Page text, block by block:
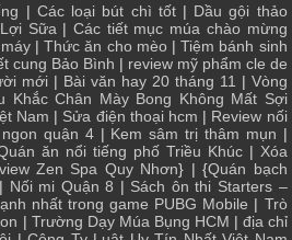
| Các loại bút chì tốt| Dầu gội thảo
Sữa | Các tiết mục múa chào mừng
|Thức ăn cho mèo|Tiệm bánh sinh
cung Bảo Bình | review mỹ phẩm cle de
mới| Bài văn hay 20 tháng 11 | Vòng
Khắc Chân Mày Bong Không Mất Sợi
Nam | Sửa điện thoại hcm | Review nối
quận 4| Kem sâm trị thâm mụn |
ăn nổi tiếng phố Triều Khúc| Xóa
Zen Spa Quy Nhơn} | {Quán bạch
| Nối mi Quận 8 | Sách ôn thi Starters –
nhất trong game PUBG Mobile | Trò
| Trường Dạy Múa Bụng HCM | địa chỉ